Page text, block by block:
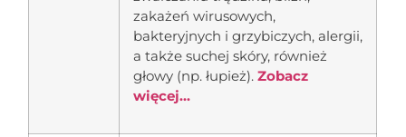
zakażeń wirusowych,
bakteryjnych i grzybiczych, alergii,
a także suchej skóry, również
głowy (np. łupież).Zobacz
więcej...